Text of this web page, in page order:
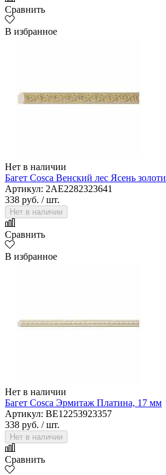
Сравнить
В избранное
Нет в наличии
Багет Cosca Венский лес Ясень
Артикул: 2AE2282323641
338 руб. / шт.
Нет в наличии
Сравнить
В избранное
Нет в наличии
Багет Cosca Эрмитаж Платина, 17 мм
Артикул: BE12253923357
338 руб. / шт.
Нет в наличии
Сравнить